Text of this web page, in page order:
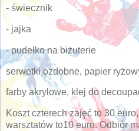
- świecznik
- jajka
- pudełko na biżuterie
serwetki ozdobne, papier
farby akrylowe, klej do
Koszt czterech zajęć to 30
warsztatów to10 euro. Odbiór